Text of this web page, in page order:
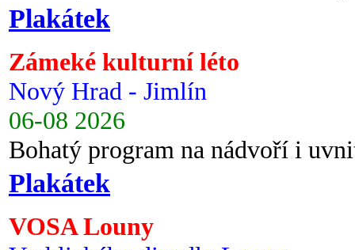
Plakátek
Zámeké kulturní léto
Nový Hrad - Jimlín
06-08 2026
Bohatý program na nádvoří i
Plakátek
VOSA Louny